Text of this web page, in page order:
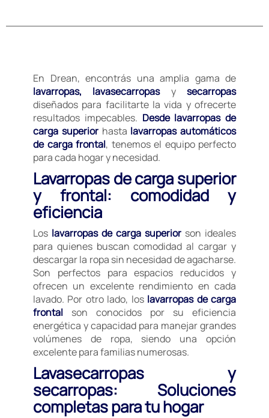
En Drean, encontrás una amplia gama de
lavarropas, lavasecarropasysecarropas
diseñados para facilitarte la vida y ofrecerte
resultados impecables. Desde lavarropas de
carga superiorhasta lavarropas automáticos
de carga frontal, tenemos el equipo perfecto
para cada hogar y necesidad.
Lavarropas de carga superior
y frontal: comodidad y
eficiencia
Los lavarropas de carga superior son ideales
para quienes buscan comodidad al cargar y
descargar la ropa sin necesidad de agacharse.
Son perfectos para espacios reducidos y
ofrecen un excelente rendimiento en cada
lavado. Por otro lado, los lavarropas de carga
frontal son conocidos por su eficiencia
energética y capacidad para manejar grandes
volúmenes de ropa, siendo una opción
excelente para familias numerosas.
Lavasecarropas y
secarropas: Soluciones
completas para tu hogar